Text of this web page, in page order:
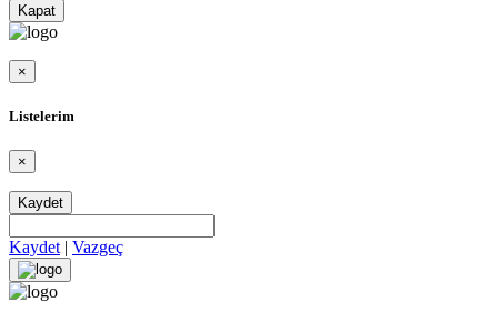
Kapat
×
Listelerim
×
Kaydet
Kaydet | Vazgeç